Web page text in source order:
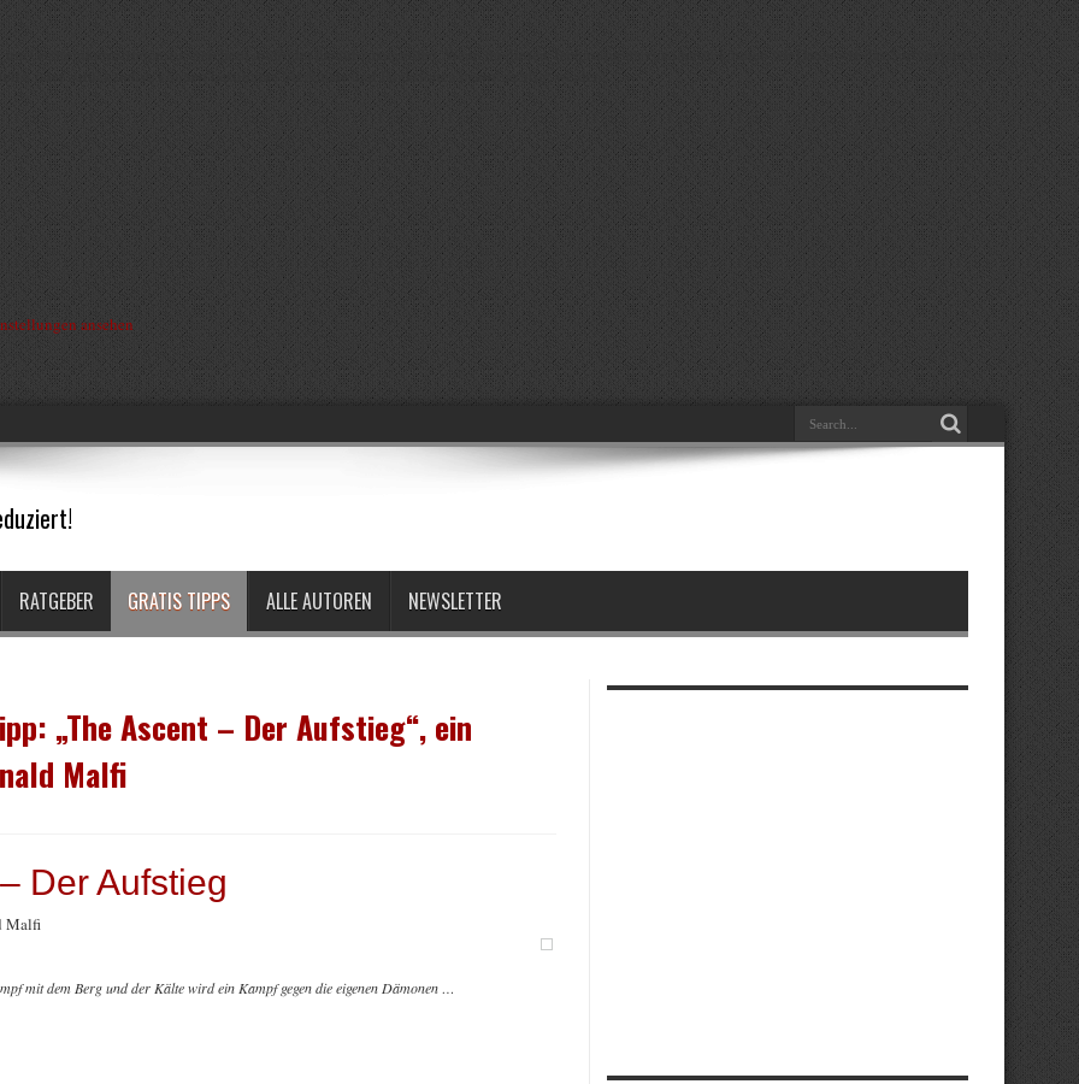
Geräteinformationen zu speichern und/oder darauf zuzugreifen. Wenn du diesen Technologien zustimmst, können wir Daten wie das Surfverhalten oder
oder zurückziehst, können bestimmte Merkmale und Funktionen beeinträchtigt werden.
ansehen
RATGEBER GRATIS TIPPS ALLE AUTOREN NEWSLETTER
„The Ascent – Der Aufstieg“, ein
Malfi
Der Aufstieg
Malfi
mit dem Berg und der Kälte wird ein Kampf gegen die eigenen Dämonen …